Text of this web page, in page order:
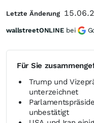
Für Sie
Trump und
unterzeichnet
unbestätigt
Letzte Änderung
wallstreetONLINE bei